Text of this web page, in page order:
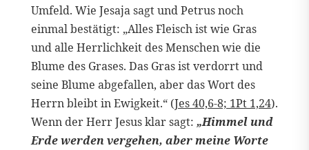
Umfeld. Wie Jesaja sagt und Petrus noch
einmal bestätigt: „Alles Fleisch ist wie Gras
und alle Herrlichkeit des Menschen wie die
Blume des Grases. Das Gras ist verdorrt und
seine Blume abgefallen, aber das Wort des
Herrn bleibt in Ewigkeit.“ (Jes 40,6-8; 1Pt 1,24).
Wenn der Herr Jesus klar sagt: „Himmel und
Erde werden vergehen, aber meine Worte